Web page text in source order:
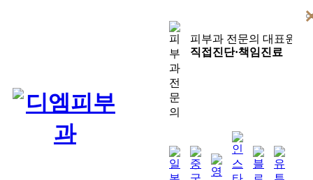
피부과 전문의 대표원장
직접진단·책임진료
디엠스페셜클리닉
디엠스페셜클리닉